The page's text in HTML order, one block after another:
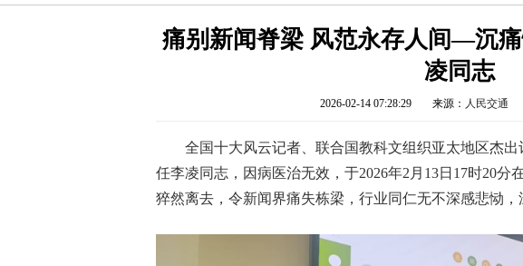
痛别新闻脊梁 风范永存人间—沉
凌同志
2026-02-14 07:28:29 来源： 人民交通
全国十大风云记者、联合国教科文组织亚太地区杰
任李凌同志，因病医治无效，于2026年2月13日17时20分
猝然离去，令新闻界痛失栋梁，行业同仁无不深感悲恸，